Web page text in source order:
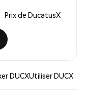
Prix de DucatusX
DUCXUtiliser DUCX